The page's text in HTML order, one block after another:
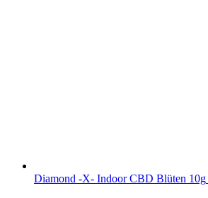
Diamond -X- Indoor CBD Blüten 10g